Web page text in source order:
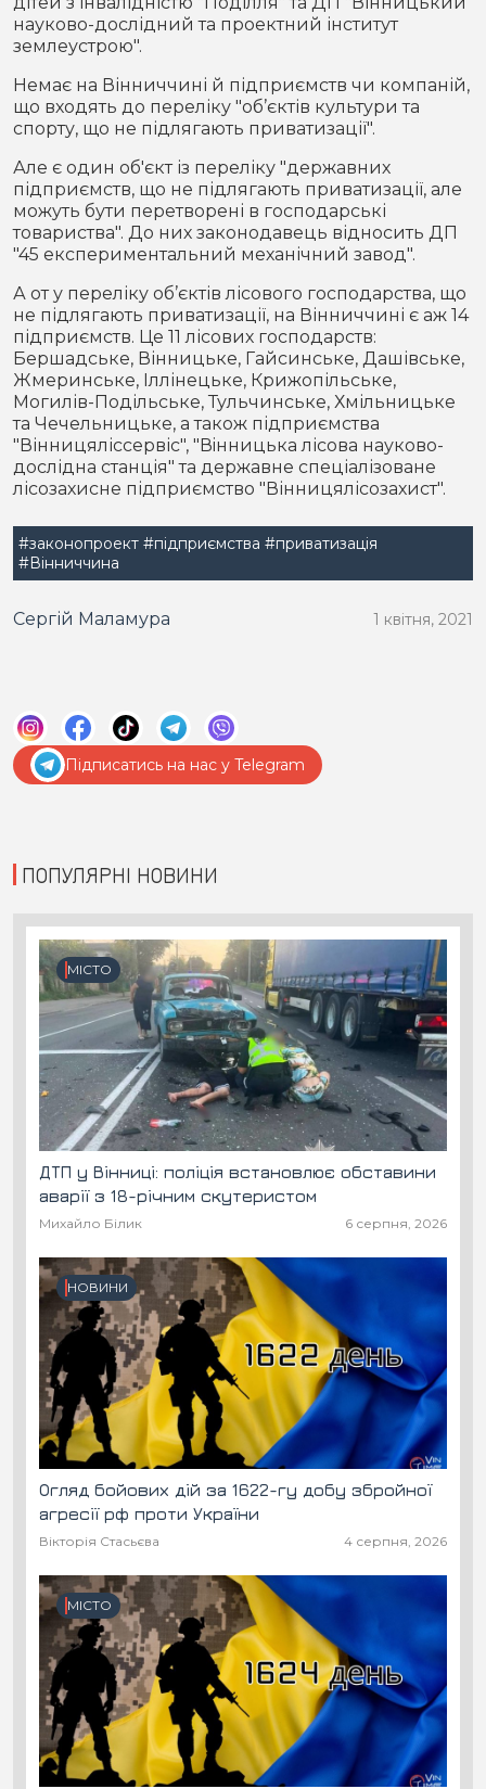
науково-дослідний та проектний інститут
землеустрою".
Немає на Вінниччині й підприємств чи компаній,
що входять до переліку "об’єктів культури та
спорту, що не підлягають приватизації".
Але є один об'єкт із переліку "державних
підприємств, що не підлягають приватизації, але
можуть бути перетворені в господарські
товариства". До них законодавець відносить ДП
"45 експериментальний механічний завод".
А от у переліку об’єктів лісового господарства, що
не підлягають приватизації, на Вінниччині є аж 14
підприємств. Це 11 лісових господарств:
Бершадське, Вінницьке, Гайсинське, Дашівське,
Жмеринське, Іллінецьке, Крижопільське,
Могилів-Подільське, Тульчинське, Хмільницьке
та Чечельницьке, а також підприємства
"Вінницяліссервіс", "Вiнницька лісова науково-
дослідна станція" та державне спеціалізоване
лісозахисне підприємство "Вінницялісозахист".
#законопроект #підприємства #приватизація
#Вінниччина
Сергій Маламура 1 квітня, 2021
Підписатись на нас у Telegram
ПОПУЛЯРНІ НОВИНИ
МІСТО
ДТП у Вінниці: поліція встановлює обставини
аварії з 18-річним скутеристом
Михайло Білик 6 серпня, 2026
НОВИНИ
Огляд бойових дій за 1622-гу добу збройної
агресії рф проти України
Вікторія Стасьєва 4 серпня, 2026
МІСТО